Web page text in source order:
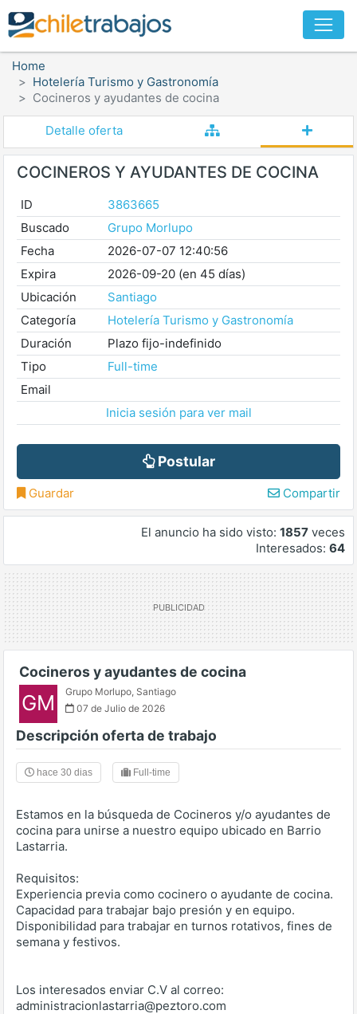
Home
Hotelería Turismo y Gastronomía
Cocineros y ayudantes de cocina
Detalle oferta
COCINEROS Y AYUDANTES DE COCINA
ID
3863665
Buscado
Grupo Morlupo
Fecha
2026-07-07 12:40:56
Expira
2026-09-20 (en 45 días)
Ubicación
Santiago
Categoría
Hotelería Turismo y Gastronomía
Duración
Plazo fijo-indefinido
Tipo
Full-time
Email
Inicia sesión para ver mail
Postular
Guardar Compartir
El anuncio ha sido visto: 1857 veces
Interesados: 64
Cocineros y ayudantes de cocina
GM Grupo Morlupo, Santiago
07 de Julio de 2026
Descripción oferta de trabajo
hace 30 dias Full-time
Estamos en la búsqueda de Cocineros y/o ayudantes de
cocina para unirse a nuestro equipo ubicado en Barrio
Lastarria.
Requisitos:
Experiencia previa como cocinero o ayudante de cocina.
Capacidad para trabajar bajo presión y en equipo.
Disponibilidad para trabajar en turnos rotativos, fines de
semana y festivos.
Los interesados enviar C.V al correo:
administracionlastarria@peztoro.com